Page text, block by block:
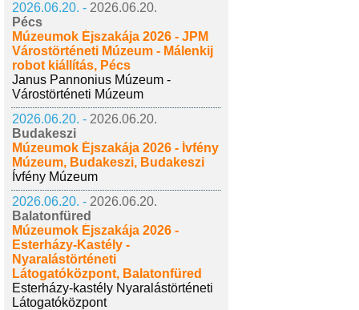
2026.06.20. - 2026.06.20.
Pécs
Múzeumok Éjszakája 2026 - JPM
Várostörténeti Múzeum - Málenkij
robot kiállítás, Pécs
Janus Pannonius Múzeum -
Várostörténeti Múzeum
2026.06.20. - 2026.06.20.
Budakeszi
Múzeumok Éjszakája 2026 - Ívfény
Múzeum, Budakeszi, Budakeszi
Ívfény Múzeum
2026.06.20. - 2026.06.20.
Balatonfüred
Múzeumok Éjszakája 2026 -
Esterházy-Kastély -
Nyaralástörténeti
Látogatóközpont, Balatonfüred
Esterházy-kastély Nyaralástörténeti
Látogatóközpont